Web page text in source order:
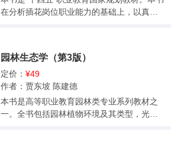
目，还选登了学生设计作品及点评，并附有
工学结合优秀案例等。教材编写力求体现高
件，可扫描封底二维码查看，并在电脑上进
入重庆大学出版社官网下载。书中含有41个
二维码，可扫码学习。 本书可供高等职业技
术院校园林、园艺、城市规划、景观规划设
计、建筑学、旅游、环境艺术、林业及相关
专业教学使用，也可供园林绿化工作者和园
在分析插花岗位职业能力的基础上，以真实
全书由简到繁共分三大模块：“插花艺术基
础”“插花艺术应用”“艺术插花创作”，每个模块
下分不同项目，项目再由诸多任务组成。“花
艺秀插花创作”首次出现在国内花艺教科书
中。全书图文并茂，文字亲切优美，可读性
园林生态学（第3版）
定价： ¥49
作者：贾东坡 陈建德
本书是高等职业教育园林类专业系列教材之
一。全书包括园林植物环境及其类型，光